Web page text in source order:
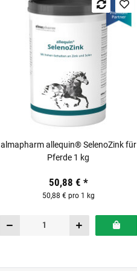
almapharm allequin® SelenoZink für
Pferde 1 kg
50,88 € *
50,88 € pro 1 kg